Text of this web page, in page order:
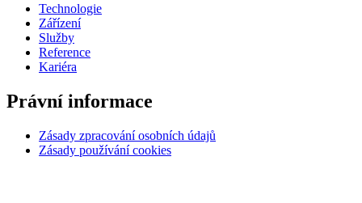
Technologie
Zářízení
Služby
Reference
Kariéra
Právní informace
Zásady zpracování osobních údajů
Zásady používání cookies